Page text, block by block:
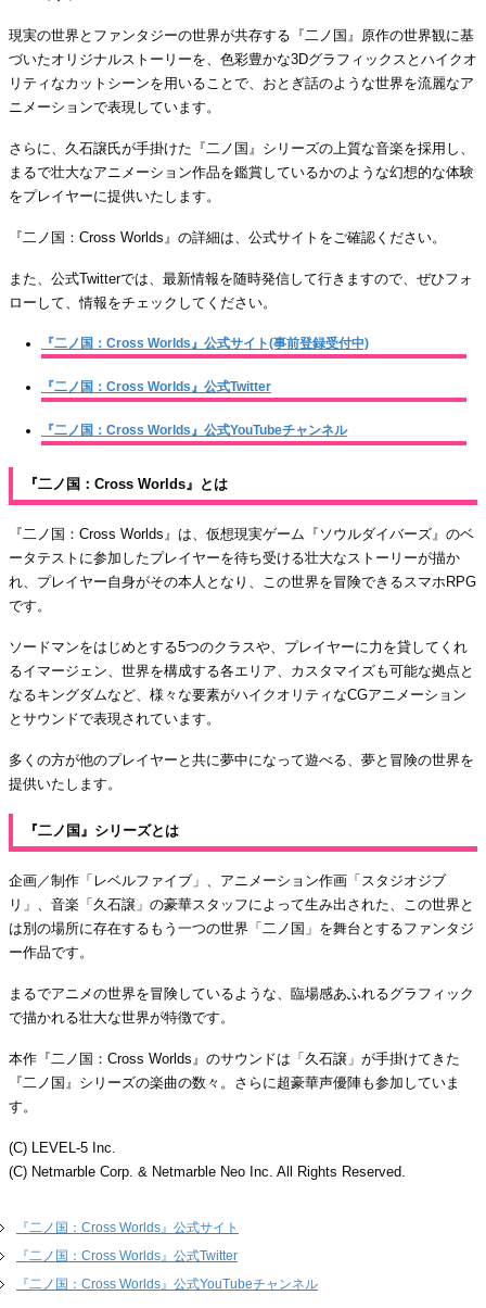
現実の世界とファンタジーの世界が共存する『二ノ国』原作の世界観に基
づいたオリジナルストーリーを、色彩豊かな3Dグラフィックスとハイクオ
リティなカットシーンを用いることで、おとぎ話のような世界を流麗なア
ニメーションで表現しています。
さらに、久石譲氏が手掛けた『二ノ国』シリーズの上質な音楽を採用し、
まるで壮大なアニメーション作品を鑑賞しているかのような幻想的な体験
をプレイヤーに提供いたします。
『二ノ国：Cross Worlds』の詳細は、公式サイトをご確認ください。
また、公式Twitterでは、最新情報を随時発信して行きますので、ぜひフォ
ローして、情報をチェックしてください。
『二ノ国：Cross Worlds』公式サイト(事前登録受付中)
『二ノ国：Cross Worlds』公式Twitter
『二ノ国：Cross Worlds』公式YouTubeチャンネル
『二ノ国：Cross Worlds』とは
『二ノ国：Cross Worlds』は、仮想現実ゲーム『ソウルダイバーズ』のベ
ータテストに参加したプレイヤーを待ち受ける壮大なストーリーが描か
れ、プレイヤー自身がその本人となり、この世界を冒険できるスマホRPG
です。
ソードマンをはじめとする5つのクラスや、プレイヤーに力を貸してくれ
るイマージェン、世界を構成する各エリア、カスタマイズも可能な拠点と
なるキングダムなど、様々な要素がハイクオリティなCGアニメーション
とサウンドで表現されています。
多くの方が他のプレイヤーと共に夢中になって遊べる、夢と冒険の世界を
提供いたします。
『二ノ国』シリーズとは
企画／制作「レベルファイブ」、アニメーション作画「スタジオジブ
リ」、音楽「久石譲」の豪華スタッフによって生み出された、この世界と
は別の場所に存在するもう一つの世界「二ノ国」を舞台とするファンタジ
ー作品です。
まるでアニメの世界を冒険しているような、臨場感あふれるグラフィック
で描かれる壮大な世界が特徴です。
本作『二ノ国：Cross Worlds』のサウンドは「久石譲」が手掛けてきた
『二ノ国』シリーズの楽曲の数々。さらに超豪華声優陣も参加していま
す。
(C) LEVEL-5 Inc.
(C) Netmarble Corp. & Netmarble Neo Inc. All Rights Reserved.
『二ノ国：Cross Worlds』公式サイト
『二ノ国：Cross Worlds』公式Twitter
『二ノ国：Cross Worlds』公式YouTubeチャンネル